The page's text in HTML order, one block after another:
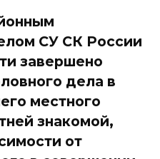
СУ СК России
завершено
дела в
местного
знакомой,
от